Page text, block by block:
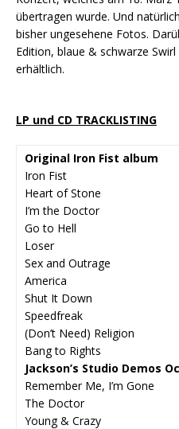
übertragen wurde. Und
bisher ungesehene Fotos.
Edition, blaue & schwarze
erhältlich.
LP und CD TRACKLISTING
Original Iron Fist album
Iron Fist
Heart of Stone
I’m the Doctor
Go to Hell
Loser
Sex and Outrage
America
Shut It Down
Speedfreak
(Don’t Need) Religion
Bang to Rights
Jackson’s Studio Demos
Remember Me, I’m Gone
The Doctor
Young & Crazy